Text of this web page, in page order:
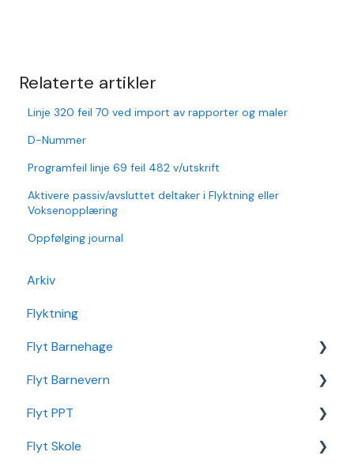
Relaterte artikler
Linje 320 feil 70 ved import av rapporter og maler
D-Nummer
Programfeil linje 69 feil 482 v/utskrift
Aktivere passiv/avsluttet deltaker i Flyktning eller
Voksenopplæring
Oppfølging journal
Arkiv
Flyktning
Flyt Barnehage
Flyt Barnehage Hjelpeside
Min Barnehage (app)
Redusert foreldrebetaling
Flyt Barnevern
Autopay
Vedtak
Flyt PPT
Statistikk
Flyt Skole